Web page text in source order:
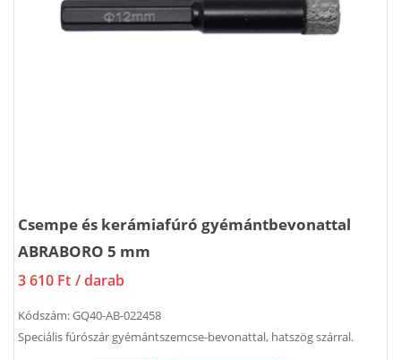
Csempe és kerámiafúró gyémántbevonattal
ABRABORO 5 mm
3 610 Ft / darab
Kódszám:GQ40-AB-022458
Speciális fúrószár gyémántszemcse-bevonattal, hatszög szárral.